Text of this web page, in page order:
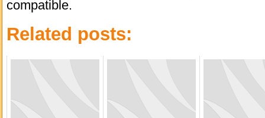
compatible.
Related posts: